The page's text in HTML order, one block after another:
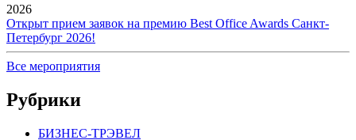
2026
Открыт прием заявок на премию Best Office Awards Санкт-
Петербург 2026!
Все мероприятия
Рубрики
БИЗНЕС-ТРЭВЕЛ